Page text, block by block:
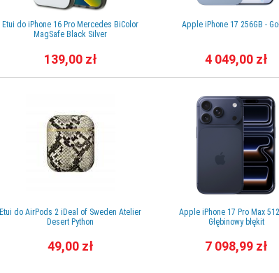
Etui do iPhone 16 Pro Mercedes BiColor
MagSafe Black Silver
139,00 zł
Etui do AirPods 2 iDeal of Sweden Atelier
Desert Python
49,00 zł
Apple iPhone 17 256GB -
4 049,00 zł
Apple iPhone 17 Pro Max
Głębinowy błękit
7 098,99 zł